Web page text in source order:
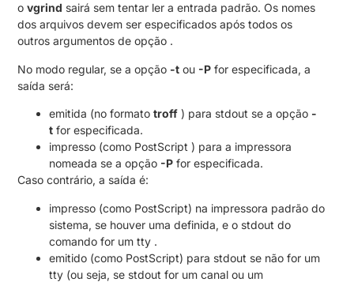
ovgrind sairá sem tentar ler a entrada padrão. Os nomes
dos arquivos devem ser especificados após todos os
outros argumentos de opção .
No modo regular, se a opção -t ou -P for especificada, a
saída será:
emitida (no formatotroff ) para stdout se a opção -
t for especificada.
impresso (como PostScript ) para a impressora
nomeada se a opção -P for especificada.
Caso contrário, a saída é:
impresso (como PostScript) na impressora padrão do
sistema, se houver uma definida, e o stdout do
comando for um tty .
emitido (como PostScript) para stdout se não for um
tty (ou seja, se stdout for um canal ou um